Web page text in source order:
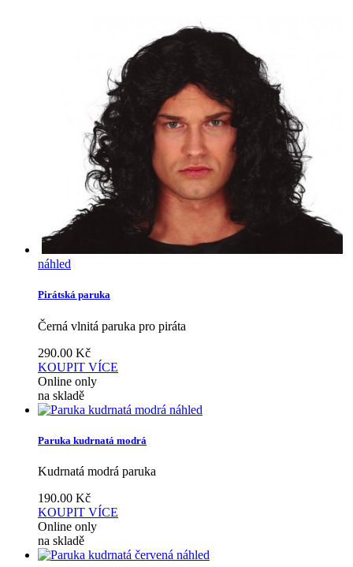
náhled
Pirátská paruka
Černá vlnitá paruka pro piráta
290.00 Kč
KOUPIT VÍCE
Online only
na skladě
náhled
Paruka kudrnatá modrá
Kudrnatá modrá paruka
190.00 Kč
KOUPIT VÍCE
Online only
na skladě
náhled